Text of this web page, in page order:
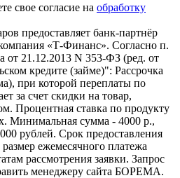
свое согласие на обработку
предоставляет банк-партнёр
«Т-Финанс». Согласно п.
от 21.12.2013 N 353-ФЗ (ред. от
кредите (займе)": Рассрочка
при которой переплаты по
за счет скидки на товар,
Процентная ставка по продукту
Минимальная сумма - 4000 р.,
рублей. Срок предоставления
ежемесячного платежа
рассмотрения заявки. Запрос
менеджеру сайта БОРЕМА.